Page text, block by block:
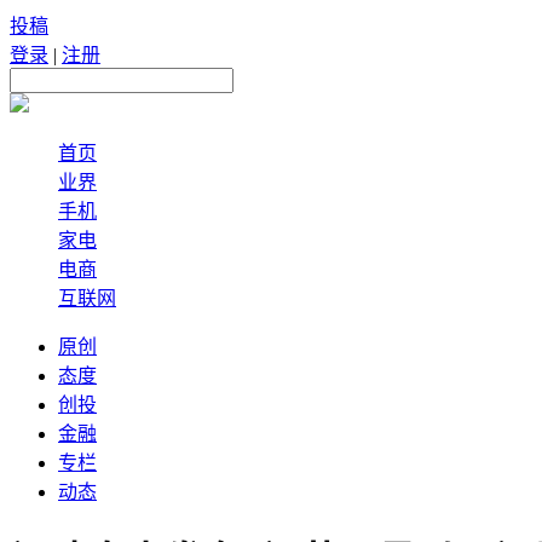
投稿
登录 | 注册
首页
业界
手机
家电
电商
互联网
原创
态度
创投
金融
专栏
动态